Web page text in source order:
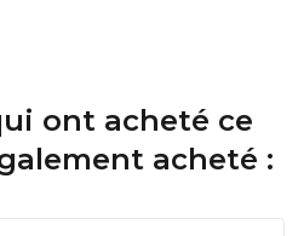
ont acheté ce
acheté :